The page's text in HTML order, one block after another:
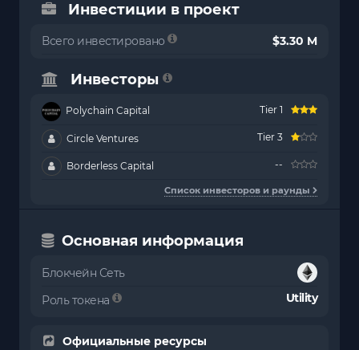
Инвестиции в проект
Всего инвестировано $3.30 M
Инвесторы
Polychain Capital Tier 1
Circle Ventures Tier 3
Borderless Capital --
Список инвесторов и раунды
Основная информация
Блокчейн Сеть
Роль токена
Utility
Официальные ресурсы